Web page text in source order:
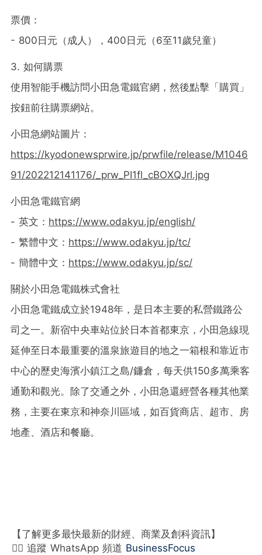
票價：
- 800日元（成人），400日元（6至11歲兒童）
3. 如何購票
使用智能手機訪問小田急電鐵官網，然後點擊「購買」
按鈕前往購票網站。
小田急網站圖片：
https://kyodonewsprwire.jp/prwfile/release/M1046
91/202212141176/_prw_PI1fl_cBOXQJrl.jpg
小田急電鐵官網
- 英文： https://www.odakyu.jp/english/
- 繁體中文： https://www.odakyu.jp/tc/
- 簡體中文： https://www.odakyu.jp/sc/
關於小田急電鐵株式會社
小田急電鐵成立於1948年，是日本主要的私營鐵路公
司之一。新宿中央車站位於日本首都東京，小田急線現
延伸至日本最重要的溫泉旅遊目的地之一箱根和靠近市
中心的歷史海濱小鎮江之島/鐮倉，每天供150多萬乘客
通勤和觀光。除了交通之外，小田急還經營各種其他業
務，主要在東京和神奈川區域，如百貨商店、超市、房
地產、酒店和餐廳。
【了解更多最快最新的財經、商業及創科資訊】
👉🏻 追蹤 WhatsApp 頻道 BusinessFocus